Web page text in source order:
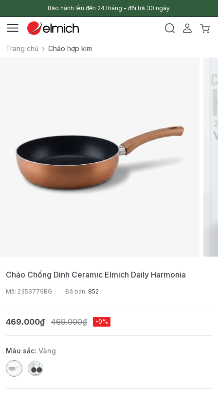
Bảo hành lên đến 24 tháng - đổi trả 30 ngày.
Trang chủ Chảo hợp kim
Chảo Chống Dính Ceramic Elmich Daily Harmonia
Mã: 2353779BG Đã bán: 852
469.000₫ 469.000₫ -0%
Màu sắc: Vàng